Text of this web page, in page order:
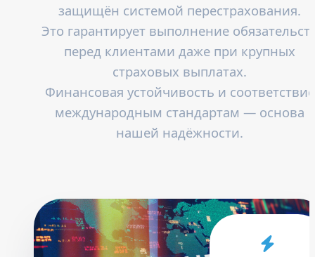
защищён системой перестрахования.
Это гарантирует выполнение
перед клиентами даже при крупных
страховых выплатах.
Финансовая устойчивость и соответствие
международным стандартам — основа
нашей надёжности.